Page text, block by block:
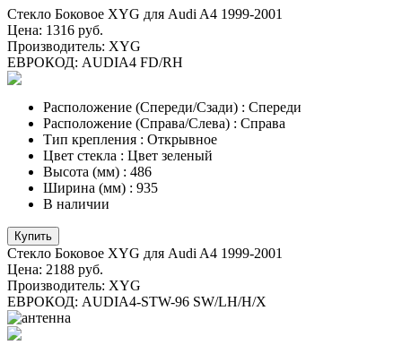
Стекло Боковое XYG для Audi A4 1999-2001
Цена: 1316 руб.
Производитель: XYG
ЕВРОКОД: AUDIA4 FD/RH
Расположение (Спереди/Сзади) : Спереди
Расположение (Справа/Слева) : Справа
Тип крепления : Открывное
Цвет стекла : Цвет зеленый
Высота (мм) : 486
Ширина (мм) : 935
В наличии
Купить
Стекло Боковое XYG для Audi A4 1999-2001
Цена: 2188 руб.
Производитель: XYG
ЕВРОКОД: AUDIA4-STW-96 SW/LH/H/X